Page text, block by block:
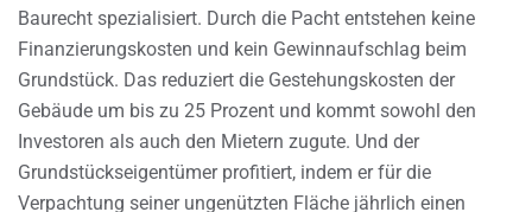
Baurecht spezialisiert. Durch die Pacht entstehen keine
Finanzierungskosten und kein Gewinnaufschlag beim
Grundstück. Das reduziert die Gestehungskosten der
Gebäude um bis zu 25 Prozent und kommt sowohl den
Investoren als auch den Mietern zugute. Und der
Grundstückseigentümer profitiert, indem er für die
Verpachtung seiner ungenützten Fläche jährlich einen